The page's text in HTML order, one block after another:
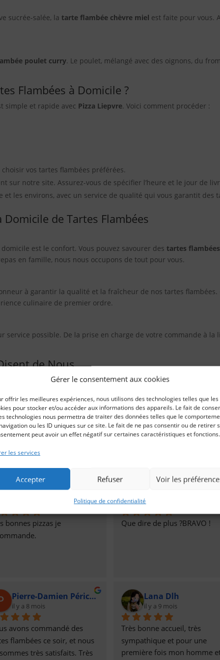
Gérer le consentement aux cookies
offrir les meilleures expériences, nous utilisons des technologies telles que les
pour stocker et/ou accéder aux informations des appareils. Le fait de
technologies nous permettra de traiter des données telles que le
ou les ID uniques sur ce site. Le fait de ne pas consentir ou de retirer
peut avoir un effet négatif sur certaines caractéristiques et fonctions.
les services
Accepter Refuser Voir les
Politique de confidentialité
sucrée-salée, la tarte flambée chèvre miel est faite pour vous.
poulet curry. Le poulet, mélangé avec des oignons, du
Flambées à Domicile ?
simple et rapide avec Pizza Liepvre. Voici comment procéder :
vos tartes flambées préférées.
sur notre site. Assurez-vous de spécifier l’heure et le jour de
et les environs, avec un service de qualité qui vous garantit des
de Tartes Flambées
est le confort. Vous pouvez savourer des tartes
en famille, nous nous occupons de tout pour vous.
à garantir la qualité et la fraîcheur de nos tartes
culinaire de premier ordre.
possible. De la prise en charge de votre commande à la
de Nous
il y a 28 jours
commandé, c'était rapide et
😋👍
le mois dernier
Ponctuel. Livré a domicile. Et
trés bonne avec prise en
Sylvie Mosser
bonnes pizzas je
il y a 6 mois
Que dire de plus ?BRAVO !
Pierre-Damien Périchon
il y a 8 mois
avons commandé des
flambées ce soir, et nous
très satisfaits. Très
Lana Dlh
il y a 9 mois
Très bonne accueil, très
sympathique et pour une
première fois mon homme